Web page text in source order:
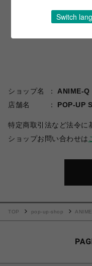
ショップ名
ANIME-Q
店舗名
POP-UP
特定商取引法など法令に
ショップお問い合わせは
TOP pop-up-shop
Switch